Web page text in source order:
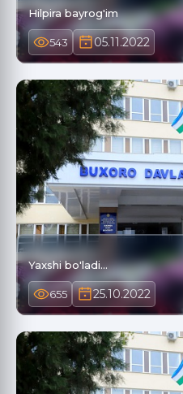
Hilpira bayrog'im
543 05.11.2022
Yaxshi bo'ladi...
655 25.10.2022